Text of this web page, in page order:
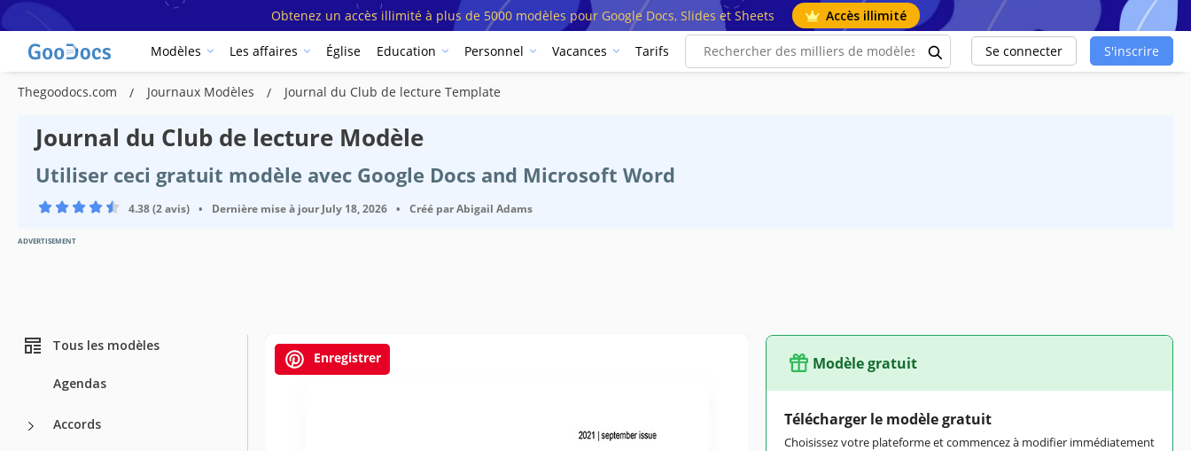
Obtenez un accès illimité à plus de 5000 modèles pour Google Docs, Slides et Sheets Accès illimité
Modèles Les affaires Église Education Personnel Vacances Tarifs Se connecter S'inscrire
Thegoodocs.com Journaux Modèles Journal du Club de lecture Template
Journal du Club de lecture Modèle
Utiliser ceci gratuit modèle avec Google Docs and Microsoft Word
4.38 (2 avis) • Dernière mise à jour July 18, 2026 • Créé parAbigail Adams
ADVERTISEMENT
Tous les modèles
Agendas
Accords
Enregistrer Modèle gratuit
Télécharger le modèle gratuit
Choisissez votre plateforme et commencez à modifier immédiatement